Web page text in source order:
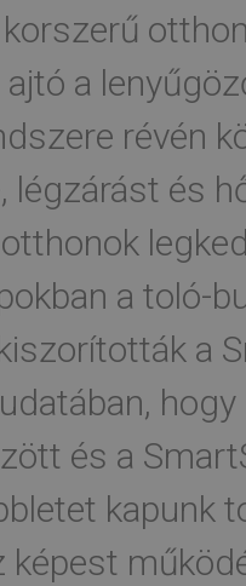
a
révén
légzárást és
a toló-
a
és a
kapunk
képest